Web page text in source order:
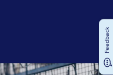
Feedback